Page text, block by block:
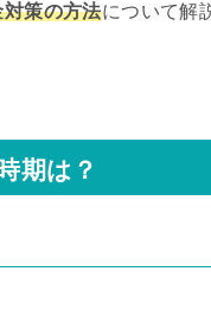
策の方法について解
期は？